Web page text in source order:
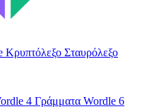
Κρυπτόλεξο Σταυρόλεξο
4 Γράμματα Wordle 6